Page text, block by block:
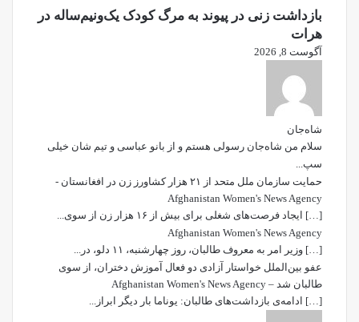
بازداشت زنی در پیوند به مرگ کودک یک‌ونیم‌ساله در
هرات
آگوست 8, 2026
شاه‌جان
سلام من شاه‌جان رسولی هستم و از بانو عباسی و تیم شان خیلی
سپ...
حمایت سازمان ملل متحد از ۲۱ هزار کشاورز زن در افغانستان -
Afghanistan Women's News Agency
[…] ایجاد فرصت‌های شغلی برای بیش از ۱۶ هزار زن از سوی...
Afghanistan Women's News Agency
[…] وزیر امر به معروف طالبان، روز چهارشنبه، ۱۱ دلو، در...
عفو بین‌الملل خواستار آزادی دو فعال آموزش دختران، از سوی
طالبان شد – Afghanistan Women's News Agency
[…] ادامه‌ی بازداشت‌های طالبان: یوناما بار دیگر ابراز...